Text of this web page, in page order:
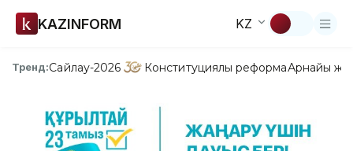
KAZINFORM KZ
Тренд:Сайлау-2026 Конституциялық реформаАрнайы